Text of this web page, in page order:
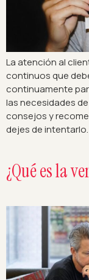
La atención al
continuos que
continuamente
las necesidades
consejos y
dejes de
¿Qué es la